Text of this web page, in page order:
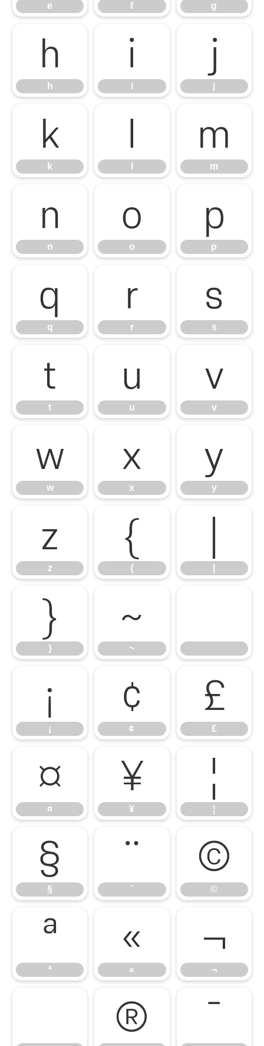
e f g
h
h
i
i
j
j
k
k
l m
m
n
n
o
o
p
p
q
q
r
r
s
s
t
t
u
u
v
v
w
w
x
x
y
y
z
z
{
{
}
}
~
~
¡
¡
¢
¢
£
£
¤
¤
¥
¥
¦
¦
§
§
¨
¨
©
©
ª
ª
«
«
¬
¬
® ¯